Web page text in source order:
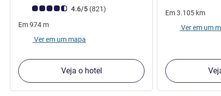
Nota clientes Avis (Classificação ALL)
4.6/5 (821comentários
)
Em974 m
Ver em um mapa
Veja o hotel
Em3.105 km
Ver em um